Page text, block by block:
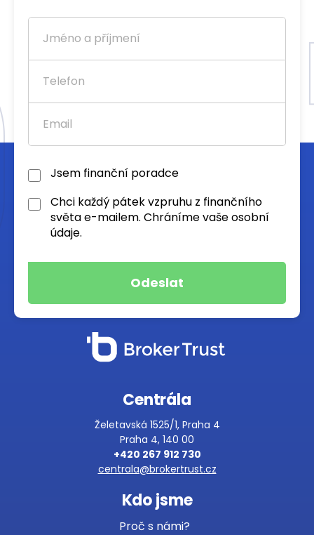
Jsem finanční poradce
Chci každý pátek vzpruhu z finančního
světa e-mailem. Chráníme vaše osobní
údaje.
Centrála
Želetavská 1525/1, Praha 4
Praha 4, 140 00
+420 267 912 730
centrala@brokertrust.cz
Kdo jsme
Proč s námi?